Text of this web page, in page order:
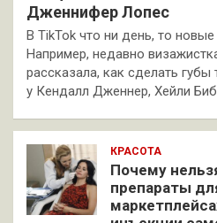
Дженнифер Лопес
В TikTok что ни день, то
Например, недавно
рассказала, как сделать
у Кендалл Дженнер, Хейли
КРАСОТА
Почему
препараты